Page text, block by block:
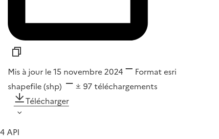
Mis à jour le 15 novembre 2024 Format esri
shapefile (shp)
97 téléchargements
Télécharger
4 API